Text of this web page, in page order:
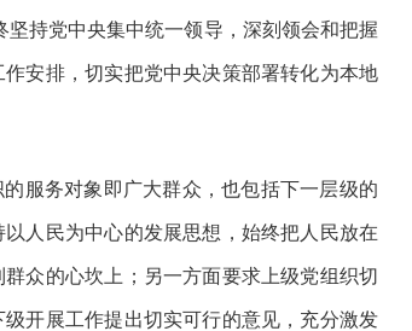
持党中央集中统一领导，深刻领会和把握
安排，切实把党中央决策部署转化为本地
服务对象即广大群众，也包括下一层级的
人民为中心的发展思想，始终把人民放在
众的心坎上；另一方面要求上级党组织切
开展工作提出切实可行的意见，充分激发